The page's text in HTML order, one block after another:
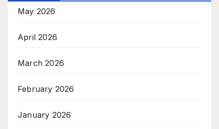
May 2026
April 2026
March 2026
February 2026
January 2026